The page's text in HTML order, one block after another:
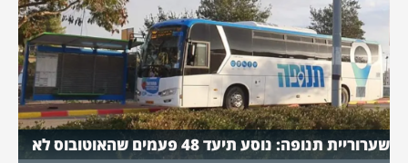
שערוריית תנופה: נוסע תיעד 48 פעמים שהאוטובוס לא